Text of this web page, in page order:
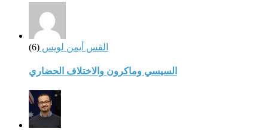
القس أيمن لويس (6)
السيسي وماكرون والاختلاف الحضاري